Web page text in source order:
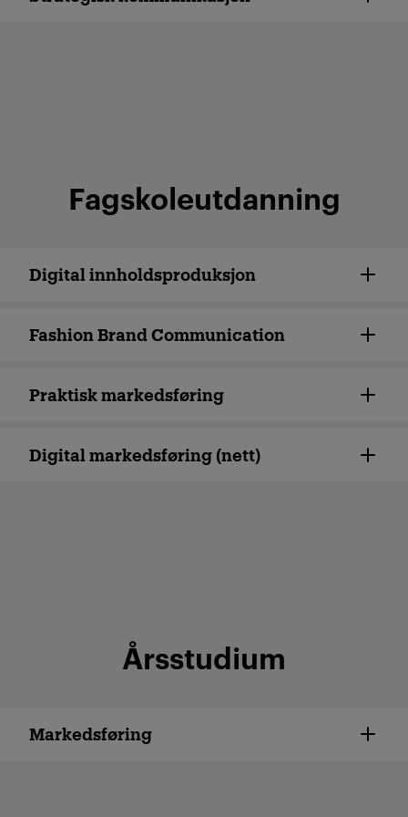
Fagskoleutdanning
Digital innholds­produksjon
Fashion Brand Communi­cation
Praktisk markedsføring
Digital markedsføring (nett)
Årsstudium
Markeds­føring